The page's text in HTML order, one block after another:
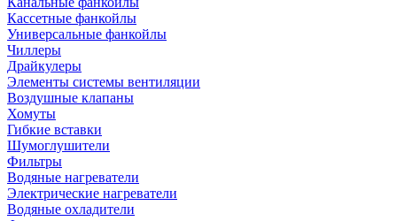
Кассетные фанкойлы
Универсальные фанкойлы
Чиллеры
Драйкулеры
Элементы системы вентиляции
Воздушные клапаны
Хомуты
Гибкие вставки
Шумоглушители
Фильтры
Водяные нагреватели
Электрические нагреватели
Водяные охладители